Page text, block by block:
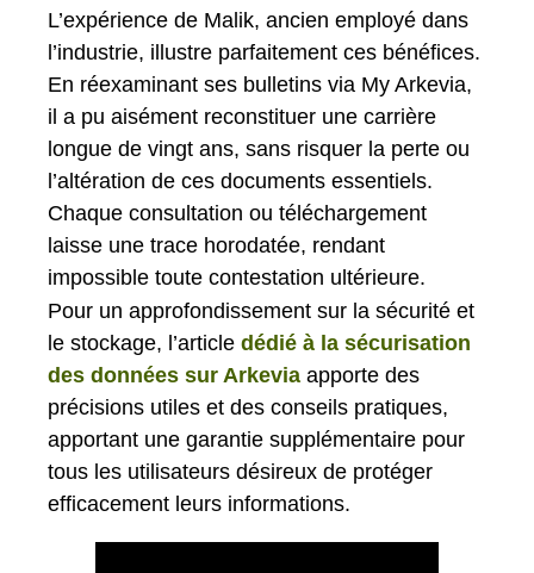
L’expérience de Malik, ancien employé dans
l’industrie, illustre parfaitement ces bénéfices.
En réexaminant ses bulletins via My Arkevia,
il a pu aisément reconstituer une carrière
longue de vingt ans, sans risquer la perte ou
l’altération de ces documents essentiels.
Chaque consultation ou téléchargement
laisse une trace horodatée, rendant
impossible toute contestation ultérieure.
Pour un approfondissement sur la sécurité et
le stockage, l’article dédié à la sécurisation
des données sur Arkevia apporte des
précisions utiles et des conseils pratiques,
apportant une garantie supplémentaire pour
tous les utilisateurs désireux de protéger
efficacement leurs informations.